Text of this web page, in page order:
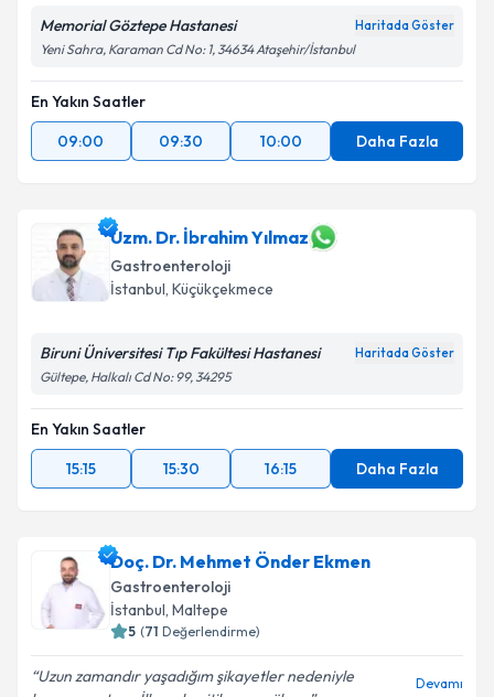
Memorial Göztepe Hastanesi Haritada Göster
Yeni Sahra, Karaman Cd No: 1, 34634 Ataşehir/İstanbul
En Yakın Saatler
09:00
09:30 10:00 Daha Fazla
Uzm. Dr. İbrahim Yılmaz
Gastroenteroloji
İstanbul, Küçükçekmece
Biruni Üniversitesi Tıp Fakültesi Hastanesi Haritada Göster
Gültepe, Halkalı Cd No: 99, 34295
En Yakın Saatler
15:15
15:30 16:15 Daha Fazla
Doç. Dr. Mehmet Önder Ekmen
Gastroenteroloji
İstanbul, Maltepe
5 (71 Değerlendirme)
Uzun zamandır yaşadığım şikayetler nedeniyle
Devamı